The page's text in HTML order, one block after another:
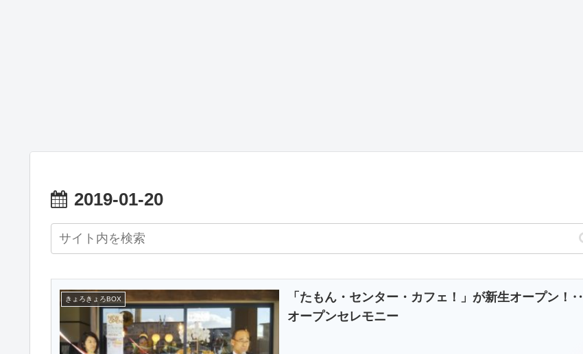
2019-01-20
きょろきょろBOX
「たもん・センター・カフェ！」が新生オープン！‥
オープンセレモニー